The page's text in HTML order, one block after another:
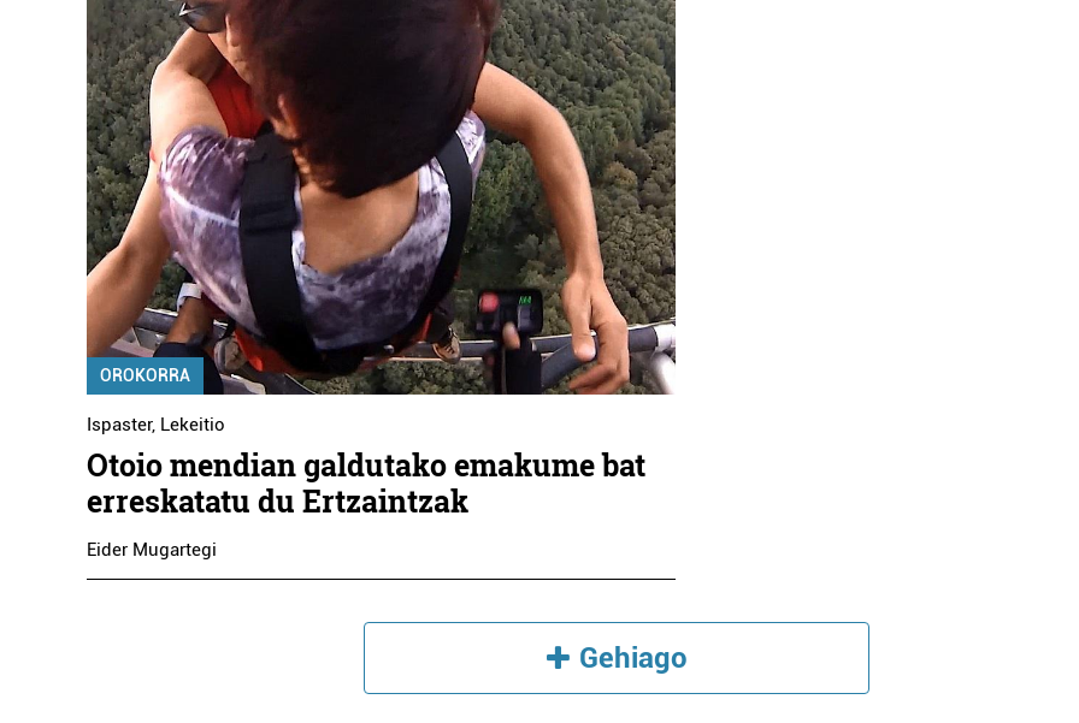
OROKORRA
Ispaster, Lekeitio
Otoio mendian galdutako emakume bat
erreskatatu du Ertzaintzak
Eider Mugartegi
Gehiago